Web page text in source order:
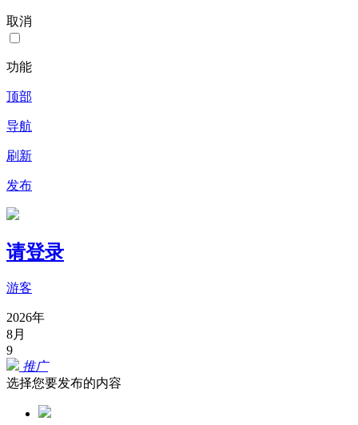
取消
功能
顶部
导航
刷新
发布
请登录
游客
2026年
8月
9
推广
选择您要发布的内容